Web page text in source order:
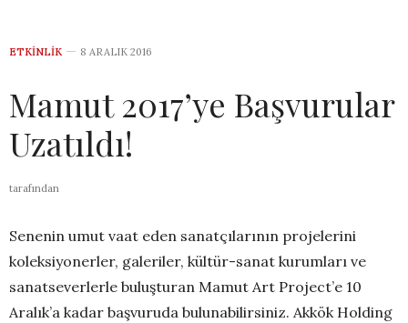
ETKINLIK 8 ARALIK 2016
Mamut 2017’ye Başvurular
Uzatıldı!
tarafından
Senenin umut vaat eden sanatçılarının projelerini
koleksiyonerler, galeriler, kültür-sanat kurumları ve
sanatseverlerle buluşturan Mamut Art Project’e 10
Aralık’a kadar başvuruda bulunabilirsiniz. Akkök Holding